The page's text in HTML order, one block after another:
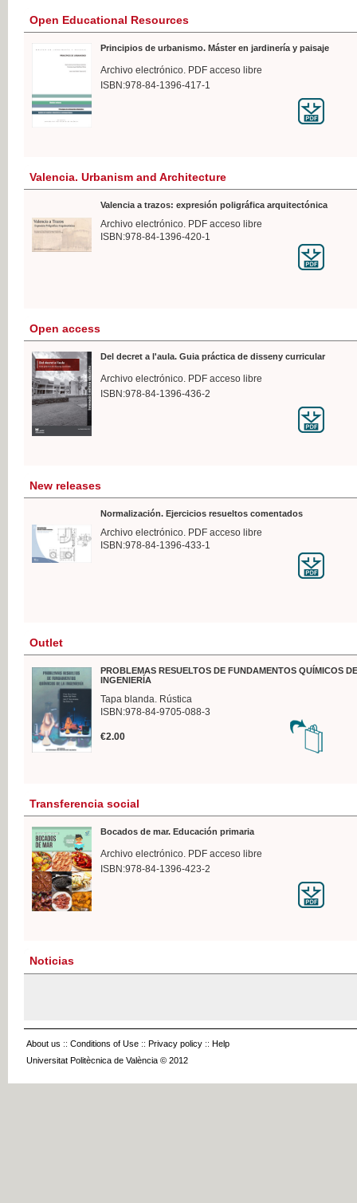
Open Educational Resources
Principios de urbanismo. Máster en jardinería y paisaje
Archivo electrónico. PDF acceso libre
ISBN:978-84-1396-417-1
Valencia. Urbanism and Architecture
Valencia a trazos: expresión poligráfica arquitectónica
Archivo electrónico. PDF acceso libre
ISBN:978-84-1396-420-1
Open access
Del decret a l'aula. Guia práctica de disseny curricular
Archivo electrónico. PDF acceso libre
ISBN:978-84-1396-436-2
New releases
Normalización. Ejercicios resueltos comentados
Archivo electrónico. PDF acceso libre
ISBN:978-84-1396-433-1
Outlet
PROBLEMAS RESUELTOS DE FUNDAMENTOS QUÍMICOS
INGENIERÍA
Tapa blanda. Rústica
ISBN:978-84-9705-088-3
€2.00
Transferencia social
Bocados de mar. Educación primaria
Archivo electrónico. PDF acceso libre
ISBN:978-84-1396-423-2
Noticias
About us :: Conditions of Use :: Privacy policy :: Help
Universitat Politècnica de València © 2012